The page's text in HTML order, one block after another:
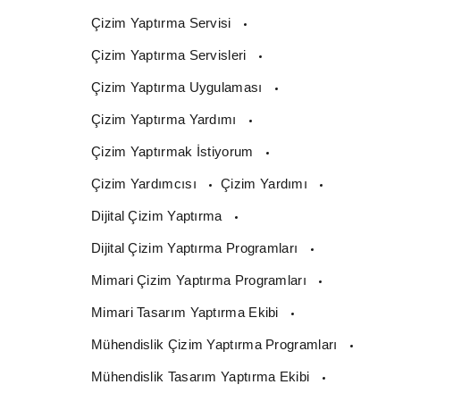
Çizim Yaptırma Servisi
Çizim Yaptırma Servisleri
Çizim Yaptırma Uygulaması
Çizim Yaptırma Yardımı
Çizim Yaptırmak İstiyorum
Çizim Yardımcısı Çizim Yardımı
Dijital Çizim Yaptırma
Dijital Çizim Yaptırma Programları
Mimari Çizim Yaptırma Programları
Mimari Tasarım Yaptırma Ekibi
Mühendislik Çizim Yaptırma Programları
Mühendislik Tasarım Yaptırma Ekibi